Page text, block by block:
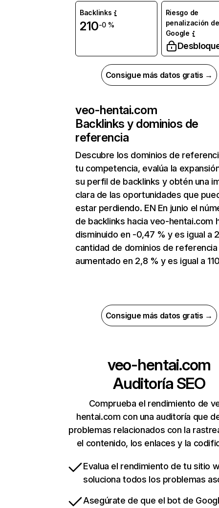
Backlinks
210-0 %
Riesgo de
penalización de
Google
Consigue más datos gratis →
veo-hentai.com
Backlinks y dominios de
referencia
Descubre los dominios de
tu competencia, evalúa la
su perfil de backlinks y obtén una
clara de las oportunidades que
estar perdiendo. EN En junio el
de backlinks hacia veo-hentai.com
disminuido en -0,47 % y es igual a
cantidad de dominios de referencia
aumentado en 2,8 % y es igual a
Consigue más datos gratis →
veo-hentai.com
Auditoría SEO
Comprueba el rendimiento de
hentai.com con una auditoría que
problemas relacionados con la
el contenido, los enlaces y la
Evalua el rendimiento de tu sitio
soluciona todos los problemas
Asegúrate de que el bot de